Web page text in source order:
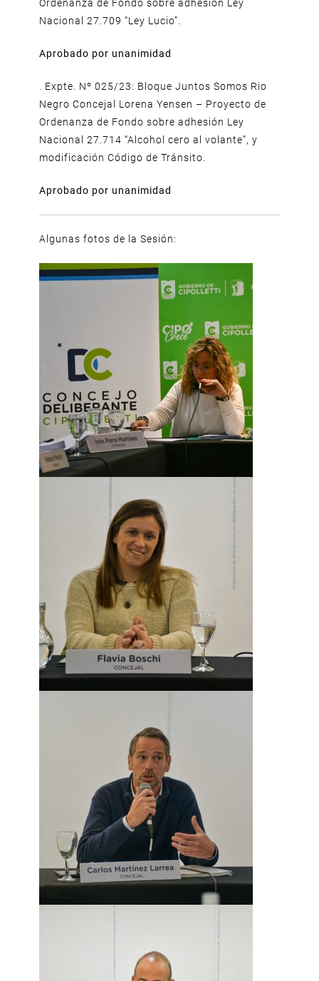
Ordenanza de Fondo sobre adhesión Ley
Nacional 27.709 “Ley Lucio”.
Aprobado por unanimidad
. Expte. Nº 025/23: Bloque Juntos Somos Rio
Negro Concejal Lorena Yensen – Proyecto de
Ordenanza de Fondo sobre adhesión Ley
Nacional 27.714 “Alcohol cero al volante”, y
modificación Código de Tránsito.
Aprobado por unanimidad
Algunas fotos de la Sesión: